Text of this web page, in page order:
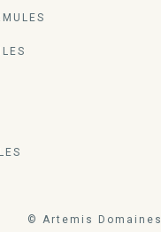
© Artemis Domaines